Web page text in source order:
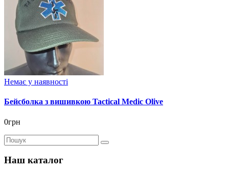
Немає у наявності
Бейсболка з вишивкою Tactical Medic Olive
0грн
Наш каталог